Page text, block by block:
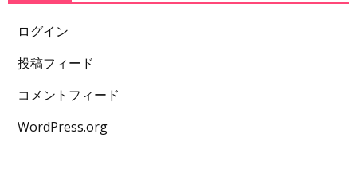
ログイン
投稿フィード
コメントフィード
WordPress.org